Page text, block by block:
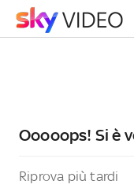
Ooooops! Si è
Riprova più tardi